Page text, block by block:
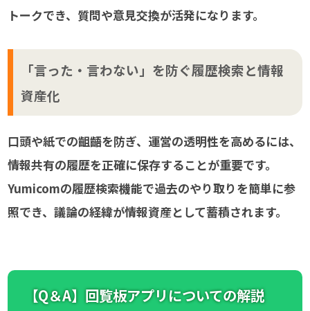
トークでき、質問や意見交換が活発になります。
「言った・言わない」を防ぐ履歴検索と情報
資産化
口頭や紙での齟齬を防ぎ、運営の透明性を高めるには、
情報共有の履歴を正確に保存することが重要です。
Yumicomの履歴検索機能で過去のやり取りを簡単に参
照でき、議論の経緯が情報資産として蓄積されます。
【Q＆A】回覧板アプリについての解説